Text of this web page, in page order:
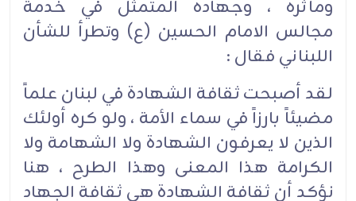
ومآثره ، وجهاده المتمثّل في خدمة
مجالس الامام الحسين (ع) وتطرأ للشأن
اللبناني فقال :
لقد أصبحت ثقافة الشهادة في لبنان علماً
مضيئاً بارزاً في سماء الأمة ، ولو كره أولئك
الذين لا يعرفون الشهادة ولا الشهامة ولا
الكرامة هذا المعنى وهذا الطرح ، هنا
نؤكد أن ثقافة الشهادة هي ثقافة الجهاد